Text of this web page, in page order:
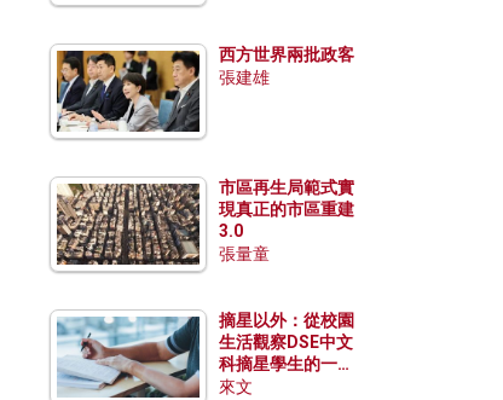
西方世界兩批政客
張建雄
市區再生局範式實
現真正的市區重建
3.0
張量童
摘星以外：從校園
生活觀察DSE中文
科摘星學生的一點
特質
來文